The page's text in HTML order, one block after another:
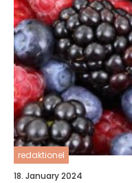
redaktionel
18. January 2024